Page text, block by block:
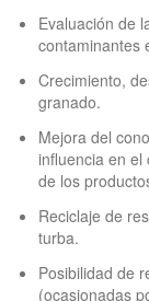
Evaluación de
contaminantes
Crecimiento,
granado.
Mejora del
influencia en el
de los
Reciclaje de
turba.
Posibilidad de
(ocasionadas